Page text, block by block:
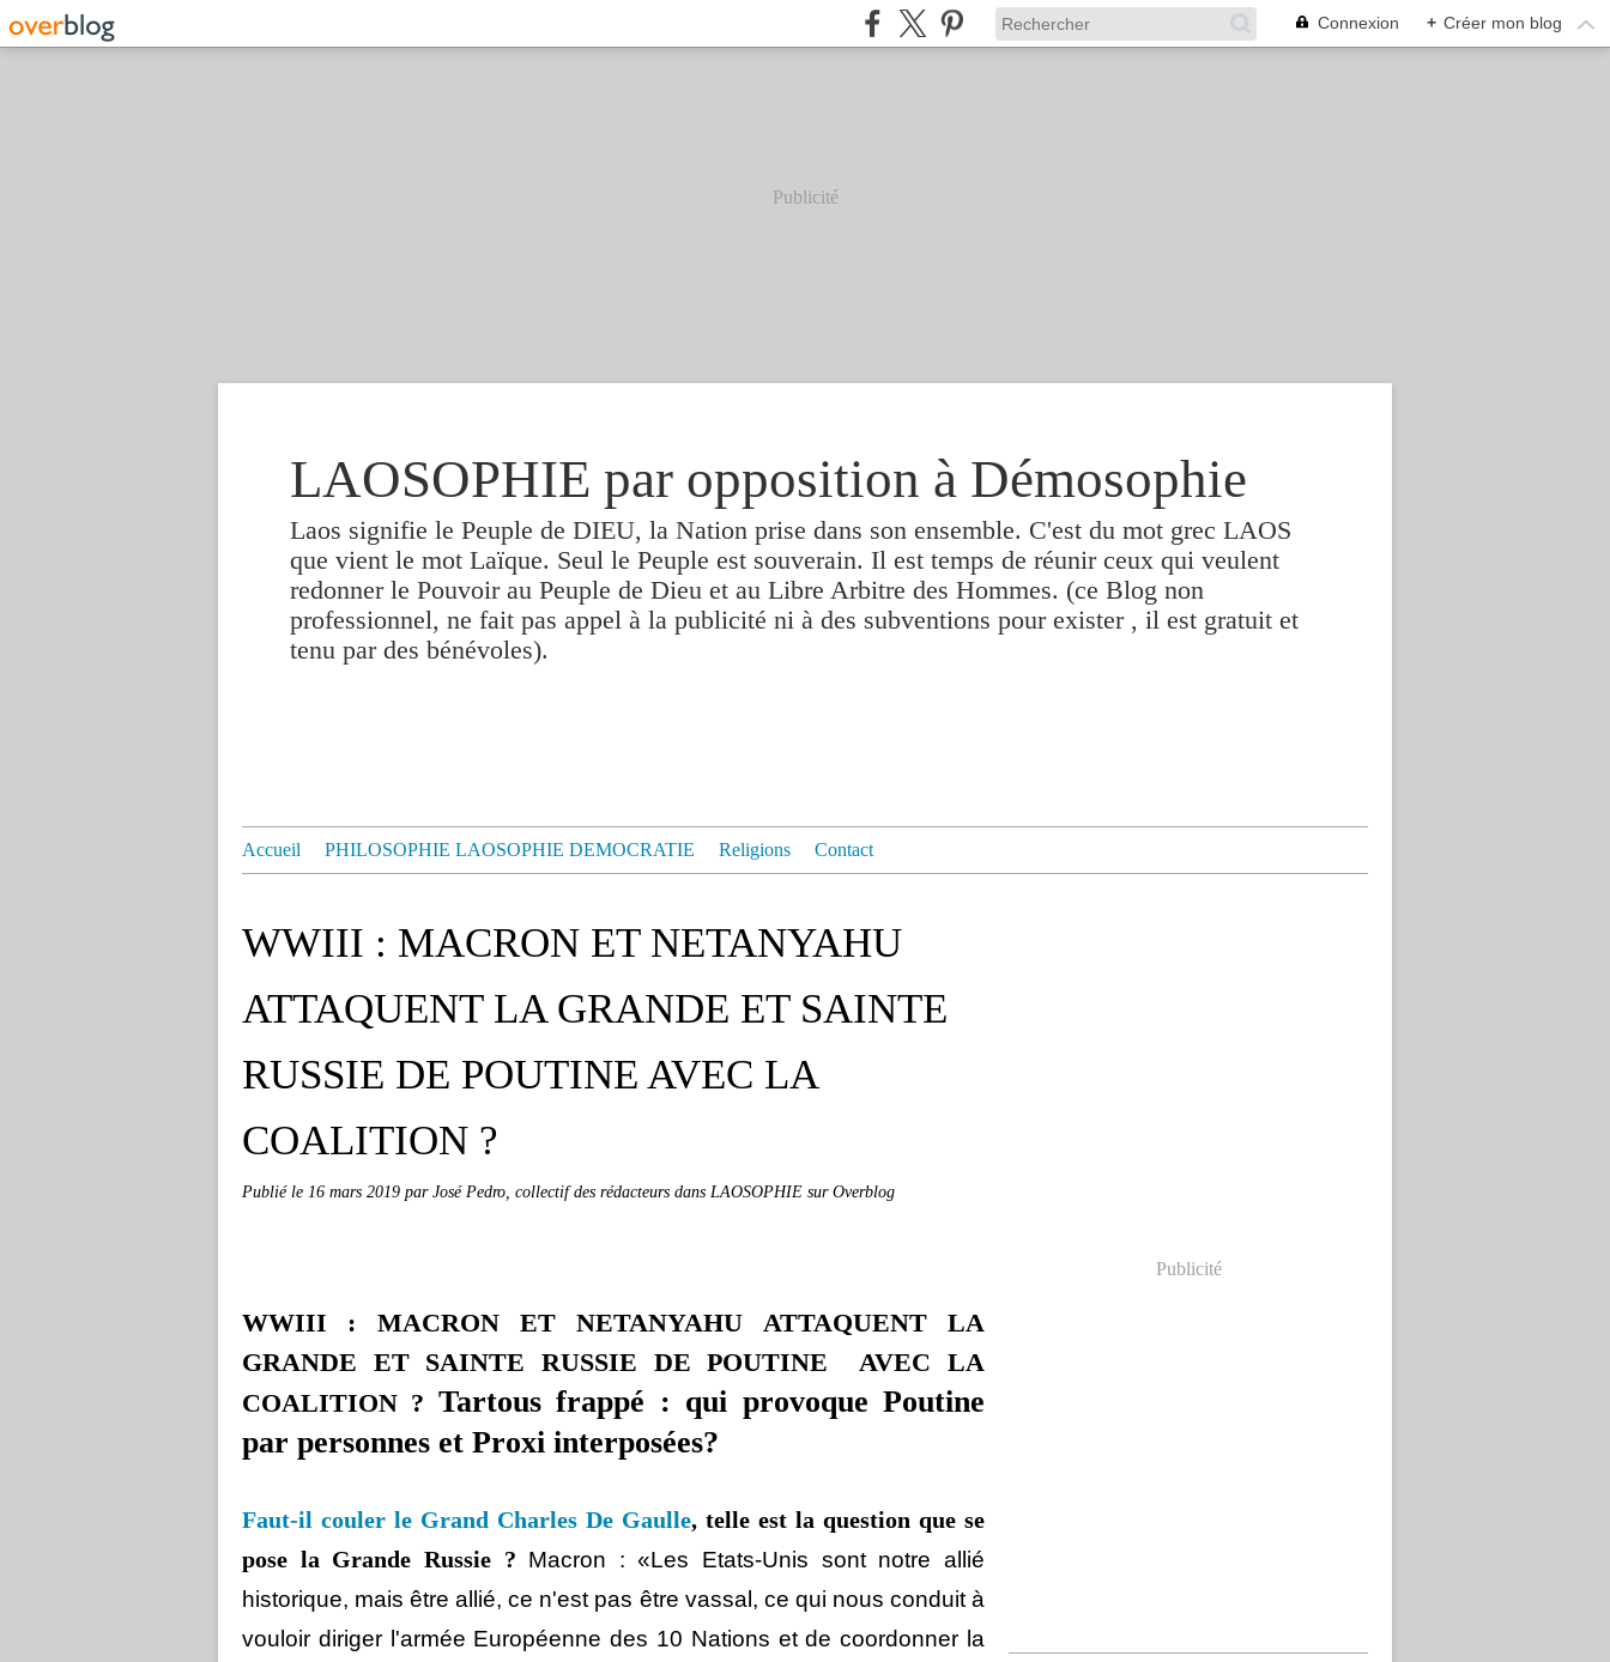
Connexion + Créer mon blog
Publicité
LAOSOPHIE par opposition à Démosophie
Laos signifie le Peuple de DIEU, la Nation prise dans son ensemble. C'est du mot grec LAOS
que vient le mot Laïque. Seul le Peuple est souverain. Il est temps de réunir ceux qui veulent
redonner le Pouvoir au Peuple de Dieu et au Libre Arbitre des Hommes. (ce Blog non
professionnel, ne fait pas appel à la publicité ni à des subventions pour exister , il est gratuit et
tenu par des bénévoles).
Accueil PHILOSOPHIE LAOSOPHIE DEMOCRATIE Religions Contact
WWIII : MACRON ET NETANYAHU
ATTAQUENT LA GRANDE ET SAINTE
RUSSIE DE POUTINE AVEC LA
COALITION ?
Publié le 16 mars 2019 par José Pedro, collectif des rédacteurs dans LAOSOPHIE sur Overblog
WWIII : MACRON ET NETANYAHU ATTAQUENT LA
GRANDE ET SAINTE RUSSIE DE POUTINE AVEC LA
COALITION ? Tartous frappé : qui provoquePoutine
par personnes et Proxi interposées?
Faut-il couler le Grand Charles De Gaulle, telle est la question que se
pose la Grande Russie ? Macron : «Les Etats-Unis sont notre allié
historique, mais être allié, ce n'est pas être vassal, ce qui nous conduit à
vouloir diriger l'armée Européenne des 10 Nations et de coordonner la
Publicité